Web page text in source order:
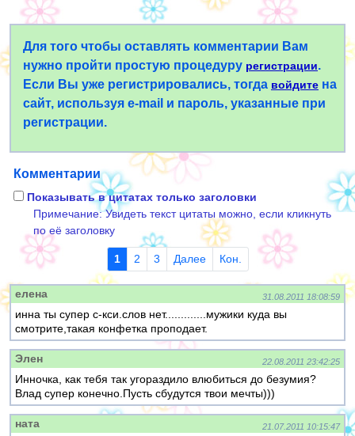
Для того чтобы оставлять комментарии Вам
нужно пройти простую процедуру регистрации.
Если Вы уже регистрировались, тогда войдите на
сайт, используя e-mail и пароль, указанные при
регистрации.
Комментарии
Показывать в цитатах только заголовки
Примечание: Увидеть текст цитаты можно, если кликнуть
по её заголовку
1 2 3 Далее Кон.
елена 31.08.2011 18:08:59
инна ты супер с-кси.слов нет.............мужики куда вы
смотрите,такая конфетка проподает.
Элен 22.08.2011 23:42:25
Инночка, как тебя так угораздило влюбиться до безумия?
Влад супер конечно.Пусть сбудутся твои мечты)))
ната 21.07.2011 10:15:47